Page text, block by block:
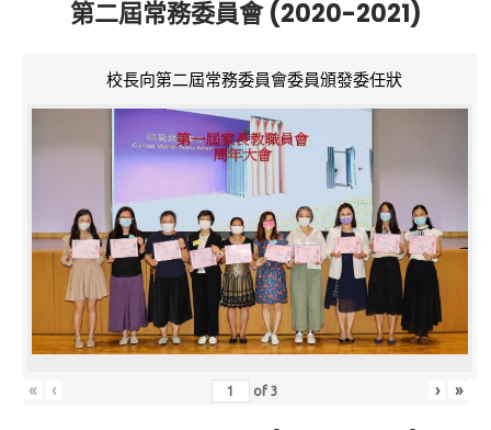
第二屆常務委員會 (2020-2021)
校長向第二屆常務委員會委員頒發委任狀
« ‹ of3 › »